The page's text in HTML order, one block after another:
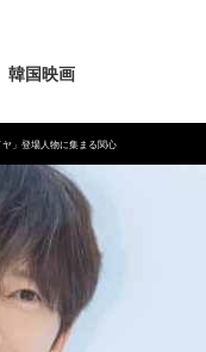
韓国映画
」登場人物に集まる関心